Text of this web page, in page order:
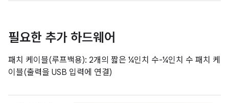
필요한 추가 하드웨어
패치 케이블(루프백용): 2개의 짧은 ¼인치 수-¼인치 수 패치 케
이블(출력을 USB 입력에 연결)